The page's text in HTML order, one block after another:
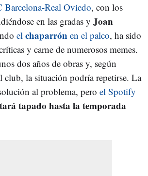
Barcelona-Real Oviedo, con los
en las gradas y Joan
el chaparrón en el palco, ha sido
y carne de numerosos memes.
dos años de obras y, según
club, la situación podría repetirse. La
al problema, pero el Spotify
tapado hasta la temporada